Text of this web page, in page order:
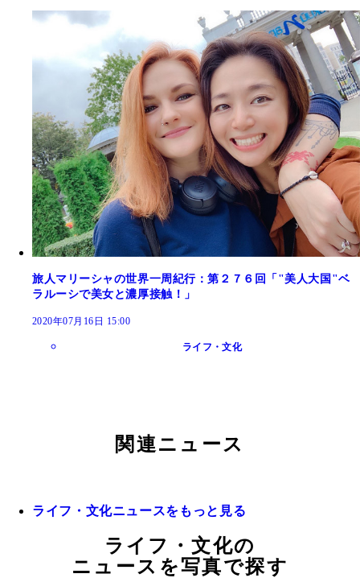
旅人マリーシャの世界一周紀行：第２７６回「"美人大国"ベ
ラルーシで美女と濃厚接触！」
2020年07月16日 15:00
ライフ・文化
関連ニュース
ライフ・文化ニュースをもっと見る
ライフ・文化の
ニュースを写真で探す